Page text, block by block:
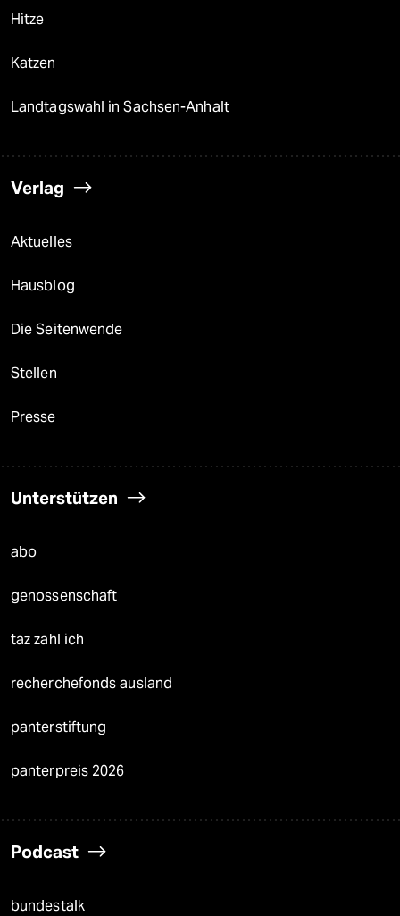
Hitze
Katzen
Landtagswahl in Sachsen-Anhalt
Verlag
Aktuelles
Hausblog
Die Seitenwende
Stellen
Presse
Unterstützen
abo
genossenschaft
taz zahl ich
recherchefonds ausland
panterstiftung
panterpreis 2026
Podcast
bundestalk